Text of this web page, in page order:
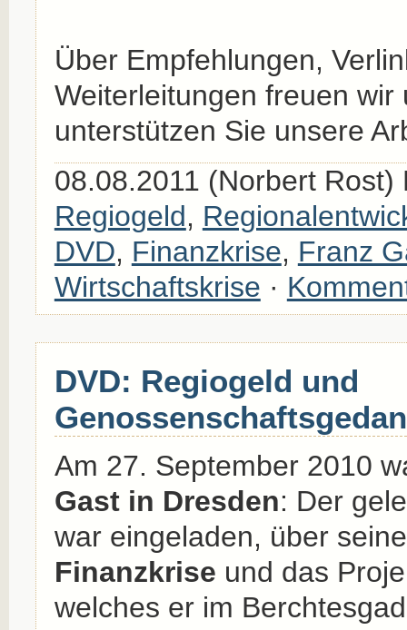
Über Empfehlungen,
Weiterleitungen freuen wir
unterstützen Sie unsere
08.08.2011 (Norbert Rost)
Regiogeld,
DVD, Finanzkrise, Franz
Wirtschaftskrise ·
DVD: Regiogeld und
Am 27. September 2010
Gast in Dresden: Der
war eingeladen, über
Finanzkrise und das
welches er im